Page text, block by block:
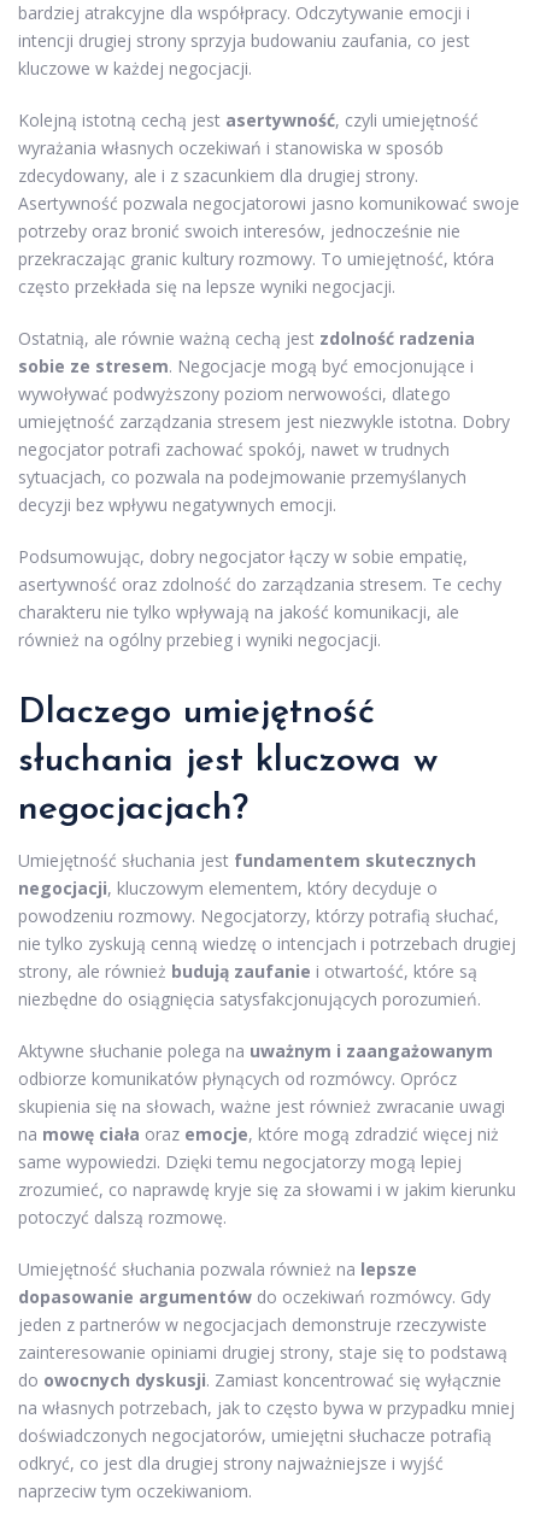
bardziej atrakcyjne dla współpracy. Odczytywanie emocji i
intencji drugiej strony sprzyja budowaniu zaufania, co jest
kluczowe w każdej negocjacji.
Kolejną istotną cechą jest asertywność, czyli umiejętność
wyrażania własnych oczekiwań i stanowiska w sposób
zdecydowany, ale i z szacunkiem dla drugiej strony.
Asertywność pozwala negocjatorowi jasno komunikować swoje
potrzeby oraz bronić swoich interesów, jednocześnie nie
przekraczając granic kultury rozmowy. To umiejętność, która
często przekłada się na lepsze wyniki negocjacji.
Ostatnią, ale równie ważną cechą jest zdolność radzenia
sobie ze stresem. Negocjacje mogą być emocjonujące i
wywoływać podwyższony poziom nerwowości, dlatego
umiejętność zarządzania stresem jest niezwykle istotna. Dobry
negocjator potrafi zachować spokój, nawet w trudnych
sytuacjach, co pozwala na podejmowanie przemyślanych
decyzji bez wpływu negatywnych emocji.
Podsumowując, dobry negocjator łączy w sobie empatię,
asertywność oraz zdolność do zarządzania stresem. Te cechy
charakteru nie tylko wpływają na jakość komunikacji, ale
również na ogólny przebieg i wyniki negocjacji.
Dlaczego umiejętność
słuchania jest kluczowa w
negocjacjach?
Umiejętność słuchania jest fundamentem skutecznych
negocjacji, kluczowym elementem, który decyduje o
powodzeniu rozmowy. Negocjatorzy, którzy potrafią słuchać,
nie tylko zyskują cenną wiedzę o intencjach i potrzebach drugiej
strony, ale również budują zaufanie i otwartość, które są
niezbędne do osiągnięcia satysfakcjonujących porozumień.
Aktywne słuchanie polega na uważnym i zaangażowanym
odbiorze komunikatów płynących od rozmówcy. Oprócz
skupienia się na słowach, ważne jest również zwracanie uwagi
na mowę ciała oraz emocje, które mogą zdradzić więcej niż
same wypowiedzi. Dzięki temu negocjatorzy mogą lepiej
zrozumieć, co naprawdę kryje się za słowami i w jakim kierunku
potoczyć dalszą rozmowę.
Umiejętność słuchania pozwala również na lepsze
dopasowanie argumentów do oczekiwań rozmówcy. Gdy
jeden z partnerów w negocjacjach demonstruje rzeczywiste
zainteresowanie opiniami drugiej strony, staje się to podstawą
do owocnych dyskusji. Zamiast koncentrować się wyłącznie
na własnych potrzebach, jak to często bywa w przypadku mniej
doświadczonych negocjatorów, umiejętni słuchacze potrafią
odkryć, co jest dla drugiej strony najważniejsze i wyjść
naprzeciw tym oczekiwaniom.